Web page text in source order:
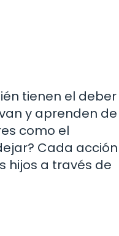
tienen el deber
y aprenden de
como el
Cada acción
hijos a través de